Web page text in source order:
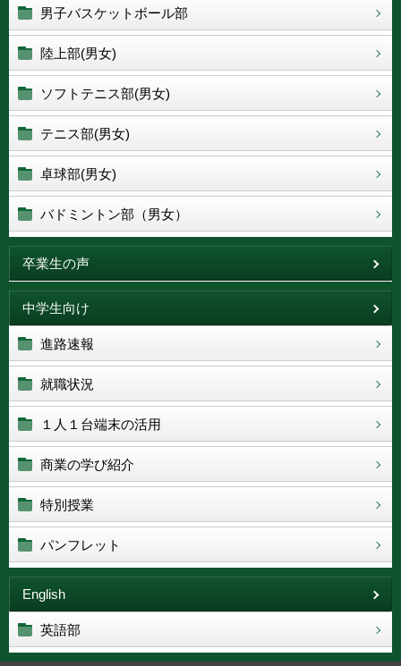
男子バスケットボール部
陸上部(男女)
ソフトテニス部(男女)
テニス部(男女)
卓球部(男女)
バドミントン部（男女）
卒業生の声
中学生向け
進路速報
就職状況
１人１台端末の活用
商業の学び紹介
特別授業
パンフレット
English
英語部